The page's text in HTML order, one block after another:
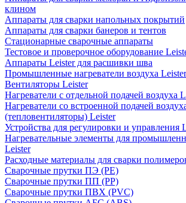
клином
Аппараты для сварки напольных покрытий
Аппараты для сварки банеров и тентов
Стационарные сварочные аппараты
Тестовое и проверочное оборудование
Аппараты Leister для расшивки шва
Промышленные нагреватели воздуха Leister
Вентиляторы Leister
Нагреватели с отдельной подачей воздуха
Нагреватели со встроенной подачей
(тепловентиляторы) Leister
Устройства для регулировки и управления
Нагревательные элементы для
Leister
Расходные материалы для сварки
Сварочные прутки ПЭ (PE)
Сварочные прутки ПП (PP)
Сварочные прутки ПВХ (PVC)